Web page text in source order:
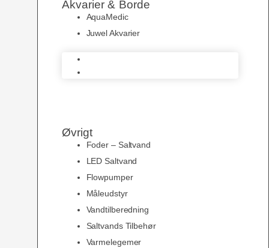
Akvarier & Borde
AquaMedic
Juwel Akvarier
Øvrigt
Foder – Saltvand
LED Saltvand
Flowpumper
Måleudstyr
Vandtilberedning
Saltvands Tilbehør
Varmelegemer